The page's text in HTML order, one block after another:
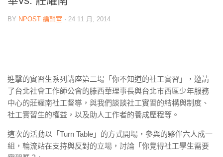
BY NPOST 編輯室 · 24 11 月, 2014
進擊的實習生系列講座第二場「你不知道的社工實習」，邀請
了台北社會工作師公會的滕西華理事長與台北市西區少年服務
中心的莊耀南社工督導，與我們談談社工實習的結構與制度、
社工實習生的權益，以及助人工作者的養成歷程等。
這次的活動以「Turn Table」的方式開場，參與的夥伴六人成一
組，輪流站在支持與反對的立場，討論「你覺得社工學生需要